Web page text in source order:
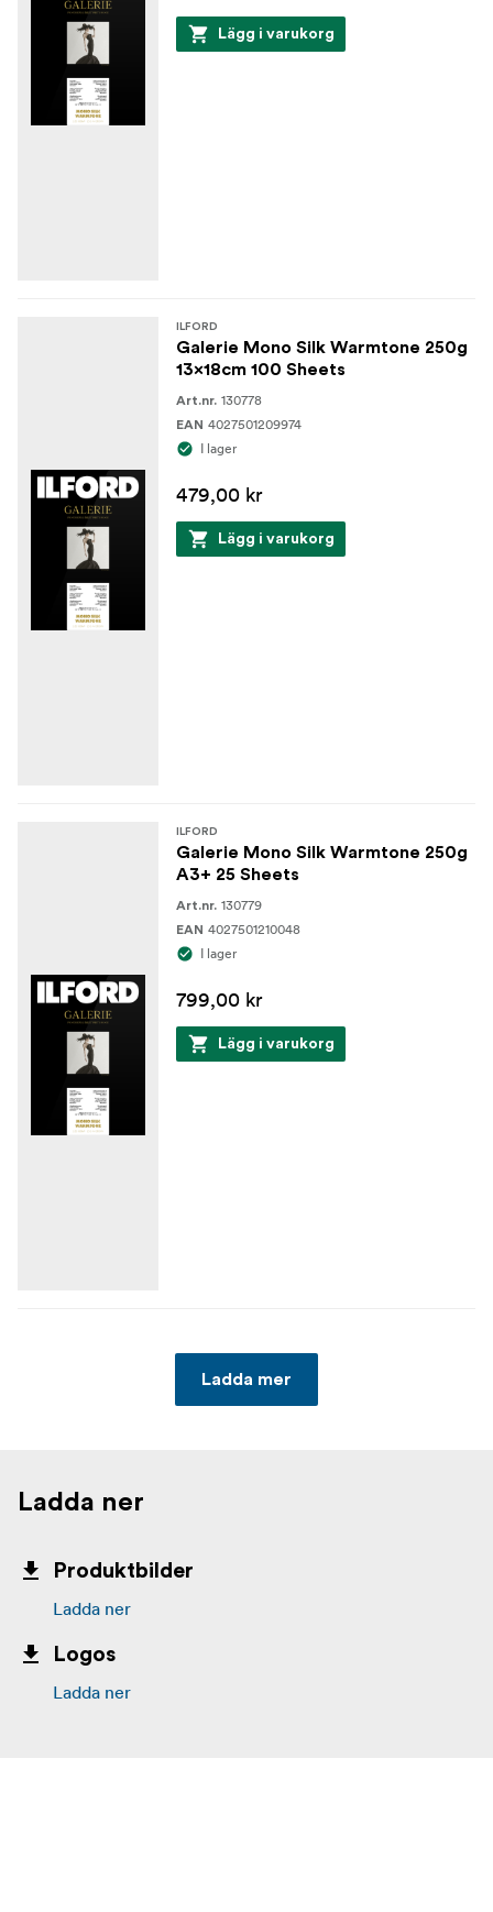
Lägg i varukorg
ILFORD
Galerie Mono Silk Warmtone 250g
13x18cm 100 Sheets
Art.nr. 130778
EAN 4027501209974
I lager
479,00 kr
Lägg i varukorg
ILFORD
Galerie Mono Silk Warmtone 250g
A3+ 25 Sheets
Art.nr. 130779
EAN 4027501210048
I lager
799,00 kr
Lägg i varukorg
Ladda mer
Ladda ner
Produktbilder
Ladda ner
Logos
Ladda ner